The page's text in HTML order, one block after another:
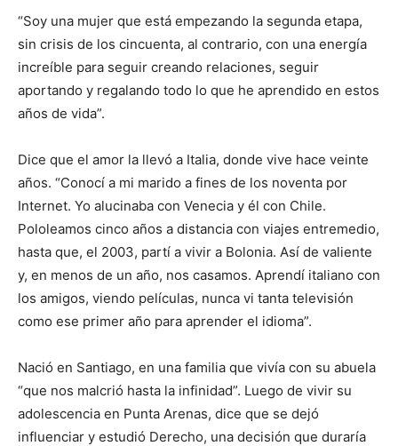
“Soy una mujer que está empezando la segunda etapa,
sin crisis de los cincuenta, al contrario, con una energía
increíble para seguir creando relaciones, seguir
aportando y regalando todo lo que he aprendido en estos
años de vida”.
Dice que el amor la llevó a Italia, donde vive hace veinte
años. “Conocí a mi marido a fines de los noventa por
Internet. Yo alucinaba con Venecia y él con Chile.
Pololeamos cinco años a distancia con viajes entremedio,
hasta que, el 2003, partí a vivir a Bolonia. Así de valiente
y, en menos de un año, nos casamos. Aprendí italiano con
los amigos, viendo películas, nunca vi tanta televisión
como ese primer año para aprender el idioma”.
Nació en Santiago, en una familia que vivía con su abuela
“que nos malcrió hasta la infinidad”. Luego de vivir su
adolescencia en Punta Arenas, dice que se dejó
influenciar y estudió Derecho, una decisión que duraría